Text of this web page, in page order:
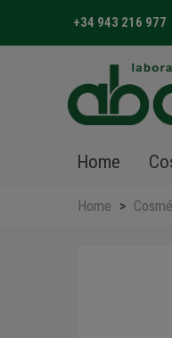
+34 943 216 977
Home
Home >